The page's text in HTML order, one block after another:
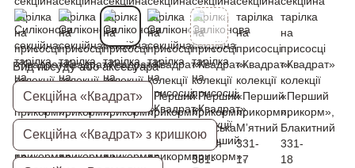
Вид посуду або аксесуара
Секційна «Квадрат»
Секційна «Квадрат» з кришкою